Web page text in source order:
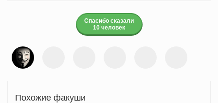
Спасибо сказали
10 человек
Похожие факуши